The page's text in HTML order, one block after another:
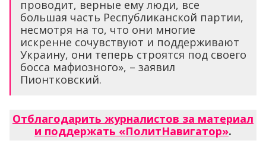
проводит, верные ему люди, все
большая часть Республиканской партии,
несмотря на то, что они многие
искренне сочувствуют и поддерживают
Украину, они теперь строятся под своего
босса мафиозного», – заявил
Пионтковский.
Отблагодарить журналистов за материал
и поддержать «ПолитНавигатор».